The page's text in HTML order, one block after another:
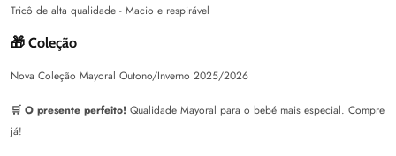
Tricô de alta qualidade - Macio e respirável
🎁 Coleção
Nova Coleção Mayoral Outono/Inverno 2025/2026
🛒 O presente perfeito! Qualidade Mayoral para o bebé mais especial. Compre
já!